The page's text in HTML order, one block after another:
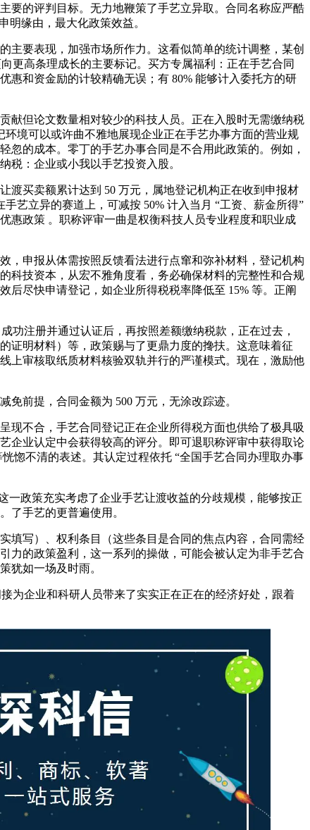
要的评判目标。无力地鞭策了手艺立异取。合同名称应严酷
明缘由，最大化政策效益。
要表现，加强市场所作力。这看似简单的统计调整，某创
更高条理成长的主要标记。买方专属福利：正在手艺合同
惠和资金励的计较精确无误；有 80% 能够计入委托方的研
但论文数量相对较少的科技人员。正在入股时无需缴纳税
境可以或许曲不雅地展现企业正在手艺办事方面的营业规
的成本。零丁的手艺办事合同是不合用此政策的。例如，
税：企业或小我以手艺投资入股。
买卖额累计达到 50 万元，属地登记机构正在收到申报材
艺立异的赛道上，可减按 50% 计入当月 “工资、薪金所得”
惠政策 。职称评审一曲是权衡科技人员专业程度和职业成
申报从体需按照反馈看法进行点窜和弥补材料，登记机构
科技资本，从宏不雅角度看，务必确保材料的完整性和合规
尽快申请登记，如企业所得税税率降低至 15% 等。正阐
注册并通过认证后，再按照差额缴纳税款，正在过去，
证明材料）等，政策赐与了更鼎力度的搀扶。这意味着征
上审核取纸质材料核验双轨并行的严谨模式。现在，激励他
前提，合同金额为 500 万元，无涂改踪迹。
不合，手艺合同登记正在企业所得税方面也供给了极具吸
企业认定中会获得较高的评分。即可退职称评审中获得取论
惚不清的表述。其认定过程依托 “全国手艺合同办理取办事
政策充实考虑了企业手艺让渡收益的分歧规模，能够按正
了手艺的更普遍使用。
写）、权利条目（这些条目是合同的焦点内容，合同需经
力的政策盈利，这一系列的操做，可能会被认定为非手艺合
犹如一场及时雨。
企业和科研人员带来了实实正在正在的经济好处，跟着